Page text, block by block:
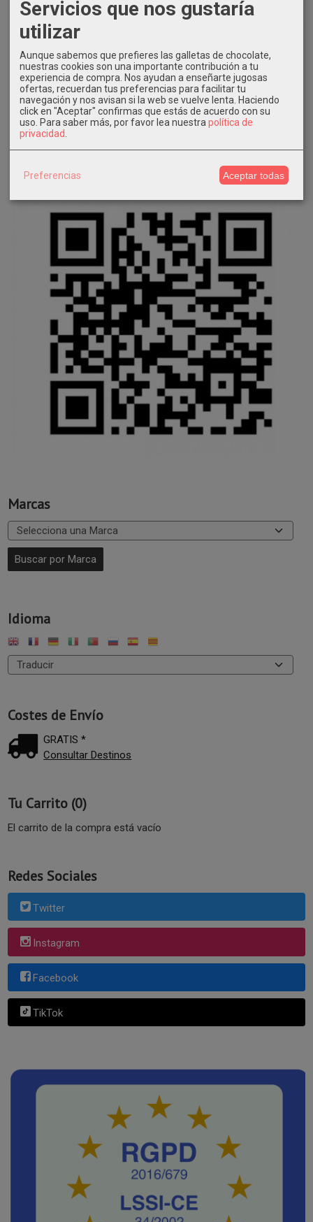
Marcas
Idioma
Costes de Envío
GRATIS *
Consultar Destinos
Tu Carrito (0)
El carrito de la compra está vacío
Redes Sociales
Twitter
Instagram
Facebook
TikTok
Servicios que nos gustaría
utilizar
Aunque sabemos que prefieres las galletas de chocolate,
nuestras cookies son una importante contribución a tu
experiencia de compra. Nos ayudan a enseñarte jugosas
ofertas, recuerdan tus preferencias para facilitar tu
navegación y nos avisan si la web se vuelve lenta. Haciendo
click en "Aceptar" confirmas que estás de acuerdo con su
uso. Para saber más, por favor lea nuestra política de
privacidad
Preferencias Aceptar todas